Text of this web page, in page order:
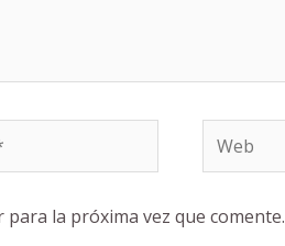
Web
la próxima vez que comente.